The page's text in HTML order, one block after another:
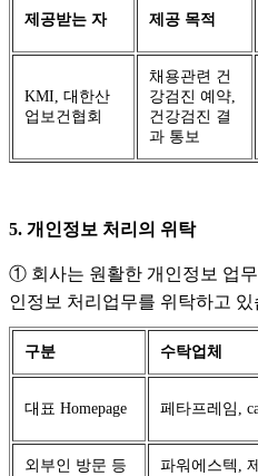
제공받는 자 제공 목적
KMI, 대한산
업보건협회
채용관련 건
강검진 예약,
건강검진 결
과 통보
5. 개인정보 처리의 위탁
① 회사는 원활한 개인정보 업
인정보 처리업무를 위탁하고 있
구분 수탁업체
대표 Homepage 페타프레임,
외부인 방문 등
파워에스텍,